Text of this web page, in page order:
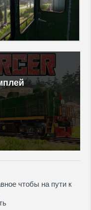
чтобы на пути к